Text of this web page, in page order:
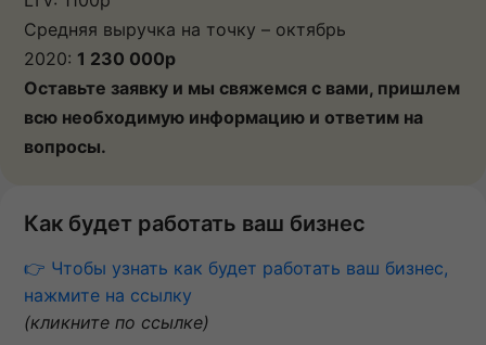
Средняя выручка на точку – октябрь
2020: 1 230 000р
Оставьте заявку и мы свяжемся с вами, пришлем
всю необходимую информацию и ответим на
вопросы.
Как будет работать ваш бизнес
👉 Чтобы узнать как будет работать ваш бизнес,
нажмите на ссылку
(кликните по ссылке)